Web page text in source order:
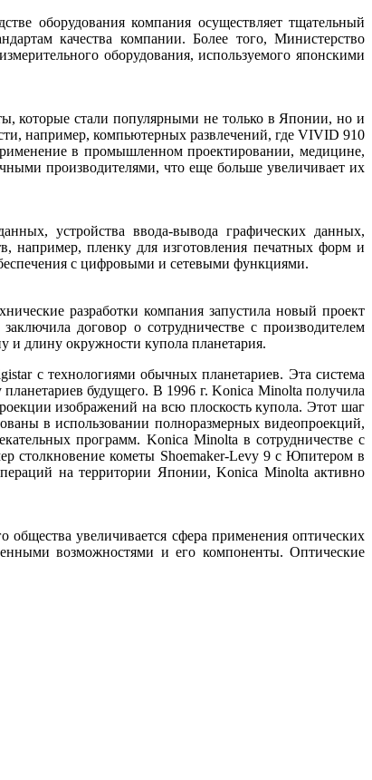
оборудования компания осуществляет тщательный
качества компании. Более того, Министерство
оборудования, используемого японскими
которые стали популярными не только в Японии, но и
например, компьютерных развлечений, где VIVID 910
в промышленном проектировании, медицине,
производителями, что еще больше увеличивает их
устройства ввода-вывода графических данных,
например, пленку для изготовления печатных форм и
с цифровыми и сетевыми функциями.
разработки компания запустила новый проект
договор о сотрудничестве с производителем
и длину окружности купола планетария.
с технологиями обычных планетариев. Эта система
будущего. В 1996 г. Konica Minolta получила
изображений на всю плоскость купола. Этот шаг
в использовании полноразмерных видеопроекций,
программ. Konica Minolta в сотрудничестве с
столкновение кометы Shoemaker-Levy 9 с Юпитером в
на территории Японии, Konica Minolta активно
увеличивается сфера применения оптических
возможностями и его компоненты. Оптические